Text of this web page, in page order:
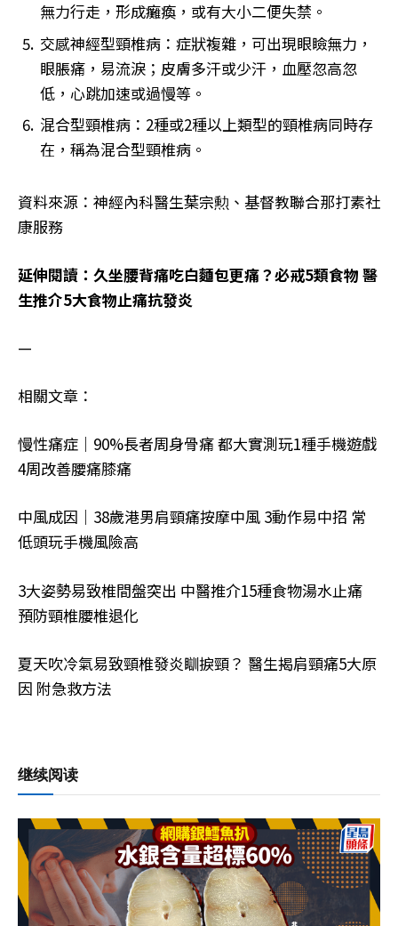
無力行走，形成癱瘓，或有大小二便失禁。
交感神經型頸椎病：症狀複雜，可出現眼瞼無力，
眼脹痛，易流淚；皮膚多汗或少汗，血壓忽高忽
低，心跳加速或過慢等。
混合型頸椎病：2種或2種以上類型的頸椎病同時存
在，稱為混合型頸椎病。
資料來源：神經內科醫生葉宗勲、基督教聯合那打素社
康服務
延伸閱讀：久坐腰背痛吃白麵包更痛？必戒5類食物 醫
生推介5大食物止痛抗發炎
—
相關文章：
慢性痛症｜90%長者周身骨痛 都大實測玩1種手機遊戲
4周改善腰痛膝痛
中風成因｜38歲港男肩頸痛按摩中風 3動作易中招 常
低頭玩手機風險高
3大姿勢易致椎間盤突出 中醫推介15種食物湯水止痛
預防頸椎腰椎退化
夏天吹冷氣易致頸椎發炎瞓捩頸？ 醫生揭肩頸痛5大原
因 附急救方法
继续阅读